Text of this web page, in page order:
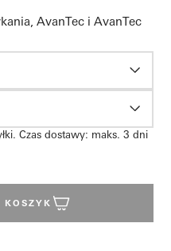
AvanTec i AvanTec
Czas dostawy: maks. 3 dni
KOSZYK